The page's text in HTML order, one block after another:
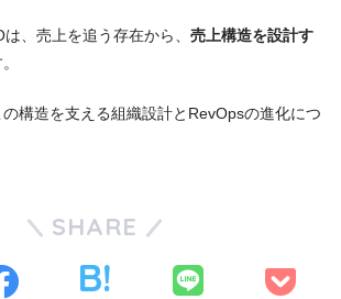
、売上を追う存在から、 売上構造を設計す
構造を支える組織設計とRevOpsの進化につ
SHARE